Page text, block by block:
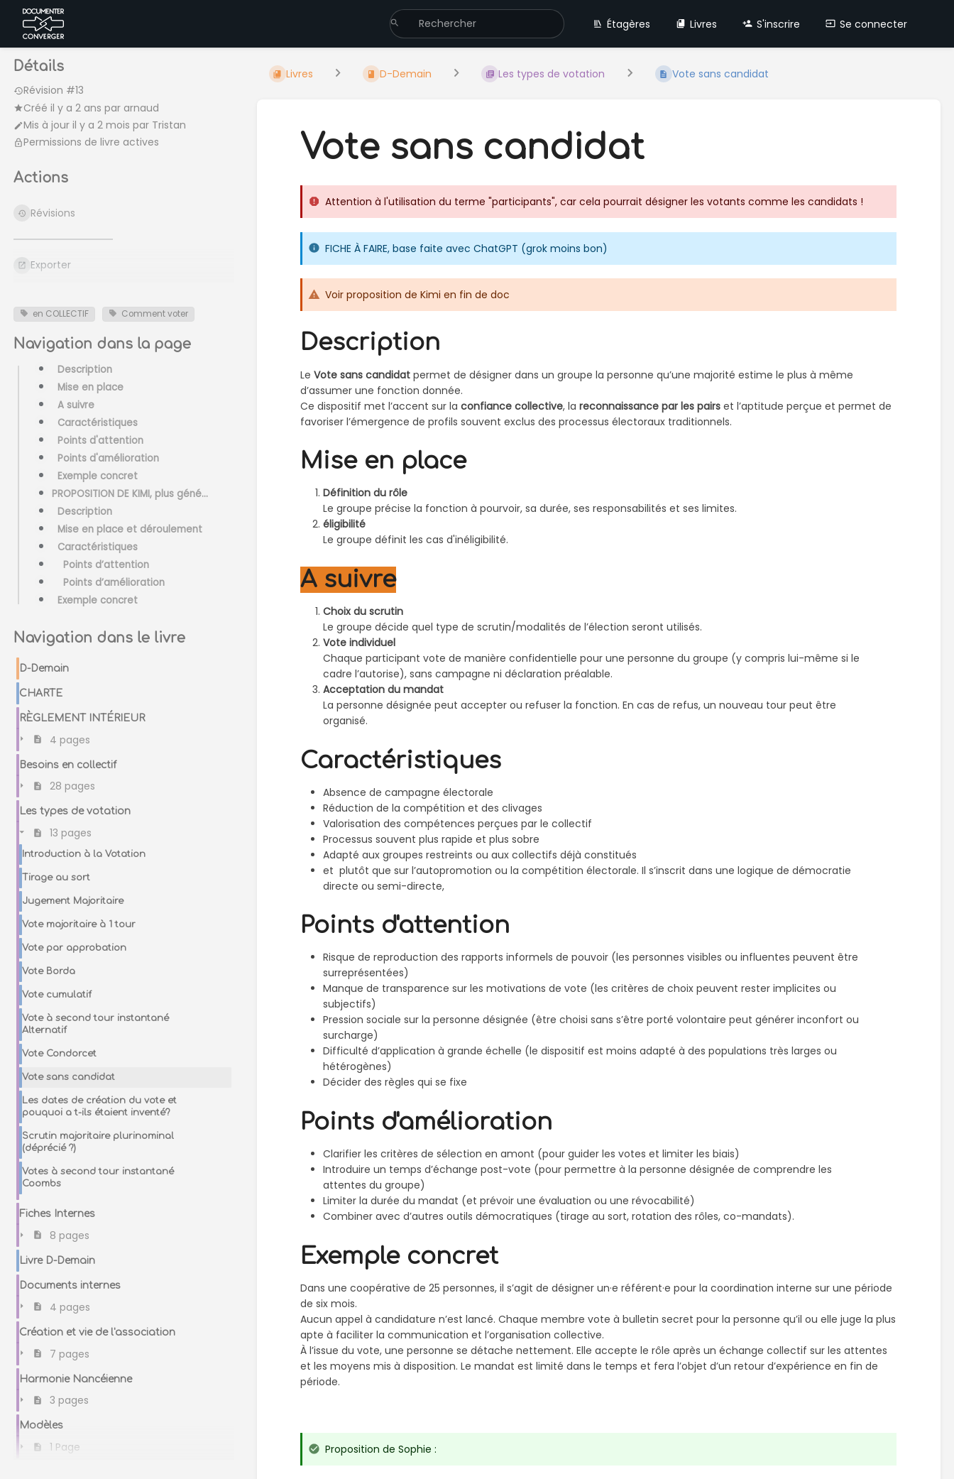
Étagères Livres S'inscrire Se connecter
Détails
Révision #13
Créé il y a 2 ans par arnaud
Mis à jour il y a 2 mois par Tristan
Permissions de livre actives
Actions
Révisions
Exporter
en COLLECTIF Comment voter
Navigation dans la page
Description
Mise en place
A suivre
Caractéristiques
Points d'attention
Points d'amélioration
Exemple concret
PROPOSITION DE KIMI, plus générale
Description
Mise en place et déroulement
Caractéristiques
Points d’attention
Points d’amélioration
Exemple concret
Navigation dans le livre
D-Demain
CHARTE
RÈGLEMENT INTÉRIEUR
4 pages
Besoins en collectif
28 pages
Les types de votation
13 pages
Introduction à la Votation
Tirage au sort
Jugement Majoritaire
Vote majoritaire à 1 tour
Vote par approbation
Vote Borda
Vote cumulatif
Vote à second tour instantané
Alternatif
Vote Condorcet
Vote sans candidat
Les dates de création du vote et
pouquoi a t-ils étaient inventé?
Scrutin majoritaire plurinominal
(déprécié ?)
Votes à second tour instantané
Coombs
Fiches Internes
8 pages
Livre D-Demain
Documents internes
4 pages
Création et vie de l'association
7 pages
Harmonie Nancéienne
3 pages
Modèles
1 Page
Livres D-Demain Les types de votation Vote sans candidat
Vote sans candidat
Attention à l'utilisation du terme "participants", car cela pourrait désigner les votants comme les candidats !
FICHE À FAIRE, base faite avec ChatGPT (grok moins bon)
Voir proposition de Kimi en fin de doc
Description
LeVote sans candidat permet de désigner dans un groupe la personne qu’une majorité estime le plus à même
d’assumer une fonction donnée.
Ce dispositif met l’accent sur laconfiance collective, lareconnaissance par les pairs et l’aptitude perçue et permet de
favoriser l’émergence de profils souvent exclus des processus électoraux traditionnels.
Mise en place
Définition du rôle
Le groupe précise la fonction à pourvoir, sa durée, ses responsabilités et ses limites.
éligibilité
Le groupe définit les cas d'inéligibilité.
A suivre
Choix du scrutin
Le groupe décide quel type de scrutin/modalités de l’élection seront utilisés.
Vote individuel
Chaque participant vote de manière confidentielle pour une personne du groupe (y compris lui-même si le
cadre l’autorise), sans campagne ni déclaration préalable.
Acceptation du mandat
La personne désignée peut accepter ou refuser la fonction. En cas de refus, un nouveau tour peut être
organisé.
Caractéristiques
Absence de campagne électorale
Réduction de la compétition et des clivages
Valorisation des compétences perçues par le collectif
Processus souvent plus rapide et plus sobre
Adapté aux groupes restreints ou aux collectifs déjà constitués
et plutôt que sur l’autopromotion ou la compétition électorale. Il s’inscrit dans une logique de démocratie
directe ou semi-directe,
Points d'attention
Risque de reproduction des rapports informels de pouvoir (les personnes visibles ou influentes peuvent être
surreprésentées)
Manque de transparence sur les motivations de vote (les critères de choix peuvent rester implicites ou
subjectifs)
Pression sociale sur la personne désignée (être choisi sans s’être porté volontaire peut générer inconfort ou
surcharge)
Difficulté d’application à grande échelle (le dispositif est moins adapté à des populations très larges ou
hétérogènes)
Décider des règles qui se fixe
Points d'amélioration
Clarifier les critères de sélection en amont (pour guider les votes et limiter les biais)
Introduire un temps d’échange post-vote (pour permettre à la personne désignée de comprendre les
attentes du groupe)
Limiter la durée du mandat (et prévoir une évaluation ou une révocabilité)
Combiner avec d’autres outils démocratiques (tirage au sort, rotation des rôles, co-mandats).
Exemple concret
Dans une coopérative de 25 personnes, il s’agit de désigner un·e référent·e pour la coordination interne sur une période
de six mois.
Aucun appel à candidature n’est lancé. Chaque membre vote à bulletin secret pour la personne qu’il ou elle juge la plus
apte à faciliter la communication et l’organisation collective.
À l’issue du vote, une personne se détache nettement. Elle accepte le rôle après un échange collectif sur les attentes
et les moyens mis à disposition. Le mandat est limité dans le temps et fera l’objet d’un retour d’expérience en fin de
période.
Proposition de Sophie :